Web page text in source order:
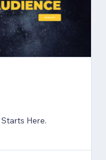
Here.